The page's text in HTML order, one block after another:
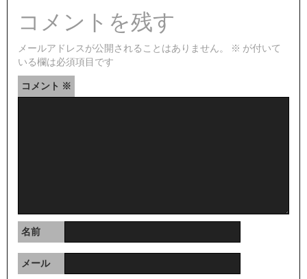
コメントを残す
メールアドレスが公開されることはありません。 ※ が付いて
いる欄は必須項目です
コメント ※
名前
メール